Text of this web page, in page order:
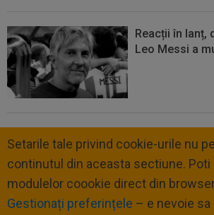
Reacții în lanț,
Leo Messi a
Setarile tale privind cookie-urile nu
continutul din aceasta sectiune.
modulelor coookie direct din
Gestionați preferințele – e nevoie